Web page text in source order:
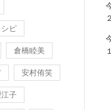
シピ
倉橋睦美
安村侑笑
子